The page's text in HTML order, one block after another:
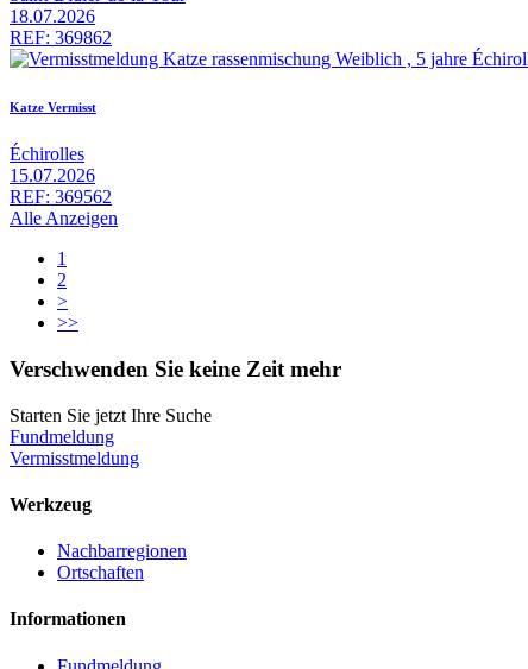
18.07.2026
REF: 369862
Katze Vermisst
Échirolles
15.07.2026
REF: 369562
Alle Anzeigen
1
2
>
>>
Verschwenden Sie keine Zeit mehr
Starten Sie jetzt Ihre Suche
Fundmeldung
Vermisstmeldung
Werkzeug
Nachbarregionen
Ortschaften
Informationen